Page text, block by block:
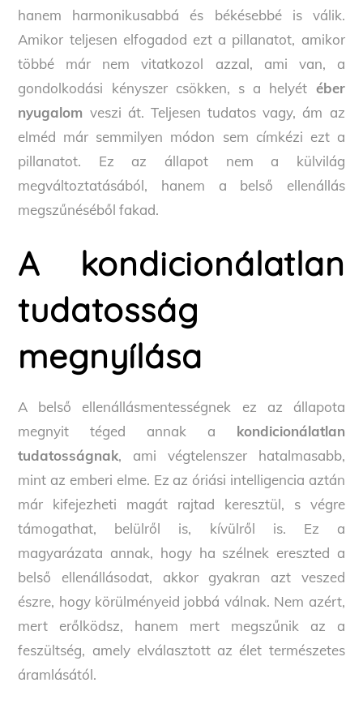
hanem harmonikusabbá és békésebbé is válik.
Amikor teljesen elfogadod ezt a pillanatot, amikor
többé már nem vitatkozol azzal, ami van, a
gondolkodási kényszer csökken, s a helyét éber
nyugalom veszi át. Teljesen tudatos vagy, ám az
elméd már semmilyen módon sem címkézi ezt a
pillanatot. Ez az állapot nem a külvilág
megváltoztatásából, hanem a belső ellenállás
megszűnéséből fakad.
A kondicionálatlan
tudatosság
megnyílása
A belső ellenállásmentességnek ez az állapota
megnyit téged annak a kondicionálatlan
tudatosságnak, ami végtelenszer hatalmasabb,
mint az emberi elme. Ez az óriási intelligencia aztán
már kifejezheti magát rajtad keresztül, s végre
támogathat, belülről is, kívülről is. Ez a
magyarázata annak, hogy ha szélnek ereszted a
belső ellenállásodat, akkor gyakran azt veszed
észre, hogy körülményeid jobbá válnak. Nem azért,
mert erőlködsz, hanem mert megszűnik az a
feszültség, amely elválasztott az élet természetes
áramlásától.